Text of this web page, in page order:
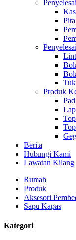
Produk
Berita
Hubungi Kami
Lawatan Kilang
Rumah
Produk
Aksesori
Sapu Kapas
Kategori